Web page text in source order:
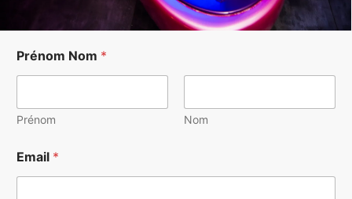
Prénom Nom *
Prénom Nom
C
o
Email *